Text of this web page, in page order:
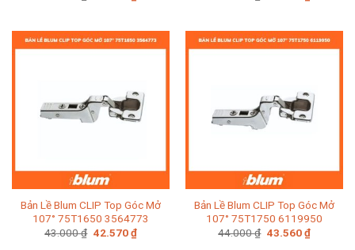
hiện
35.640 ₫.
hiện
35.640 ₫.
Bản Lề Blum CLIP Top Góc Mở
107° 75T1650 3564773
43.000₫ Giá
42.570₫Giá
hiện
Bản Lề Blum CLIP Top Góc Mở
107° 75T1750 6119950
44.000₫ Giá
43.560₫Giá
hiện